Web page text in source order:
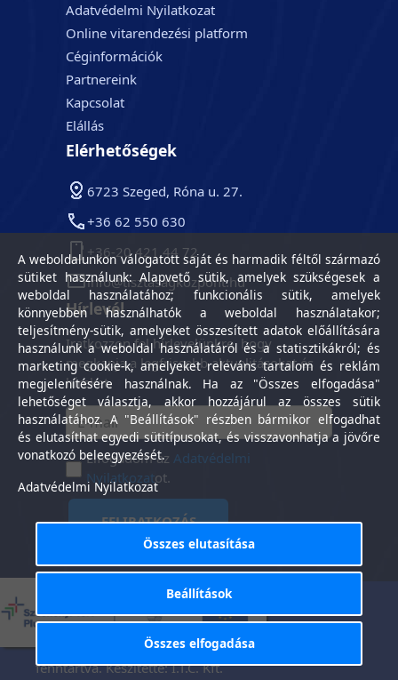
Adatvédelmi Nyilatkozat
Online vitarendezési platform
Céginformációk
Partnereink
Kapcsolat
Elállás
Elérhetőségek
6723 Szeged, Róna u. 27.
+36 62 550 630
+36-20 421 44 72
info@tisztasagkozpont.hu
Hírlevél
Iratkozzon fel hírlevelünkre, hogy
megkapja a legfrissebb aktualitásokat és
híreket.
Elfogadom azAdatvédelmi
Nyilatkozatot.
FELIRATKOZÁS
Tisztaság Központ Kft. © 2025. Minden jog
fenntartva. Készítette:I.T.C. Kft.
Általános Szerződési
Feltételek
-
tájékoztató
A weboldalunkon válogatott saját és harmadik féltől származó
sütiket használunk: Alapvető sütik, amelyek szükségesek a
weboldal használatához; funkcionális sütik, amelyek
könnyebben használhatók a weboldal használatakor;
teljesítmény-sütik, amelyeket összesített adatok előállítására
használunk a weboldal használatáról és a statisztikákról; és
marketing cookie-k, amelyeket releváns tartalom és reklám
megjelenítésére használnak. Ha az "Összes elfogadása"
lehetőséget választja, akkor hozzájárul az összes sütik
használatához. A "Beállítások" részben bármikor elfogadhat
és elutasíthat egyedi sütitípusokat, és visszavonhatja a jövőre
vonatkozó beleegyezését.
Adatvédelmi Nyilatkozat
Összes elutasítása
Beállítások
Összes elfogadása